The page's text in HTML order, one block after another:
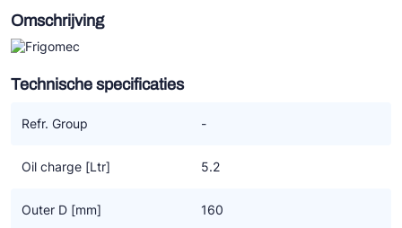
REFFLEX®
Johnson Controls
Doucette Industries
TEKLAB
Omschrijving
Technische specificaties
Refr. Group -
Oil charge [Ltr] 5.2
Outer D [mm] 160